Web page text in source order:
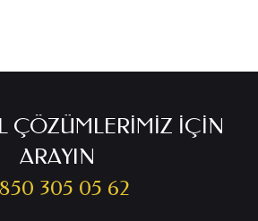
ÇÖZÜMLERIMIZ İÇIN
ARAYIN
305 05 62